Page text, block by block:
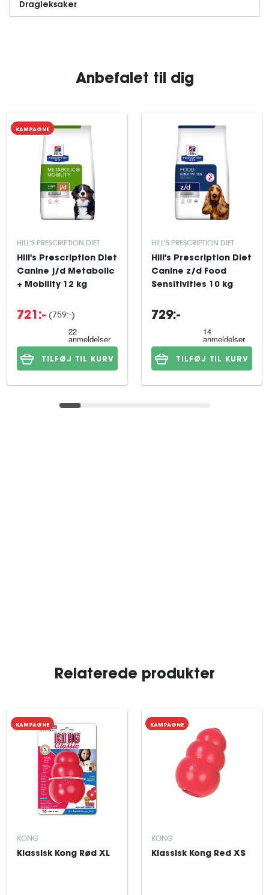
Dragleksaker
Anbefalet til dig
KAMPAGNE
HILL'S PRESCRIPTION DIET
Hill's Prescription Diet
Canine j/d Metabolic
+ Mobility 12 kg
721:- (759:-)
TILFØJ TIL KURV
HILL'S PRESCRIPTION DIET
Hill's Prescription Diet
Canine z/d Food
Sensitivities 10 kg
729:-
TILFØJ TIL KURV
Relaterede produkter
KAMPAGNE
KONG
Klassisk Kong Rød XL
KAMPAGNE
KONG
Klassisk Kong Red XS